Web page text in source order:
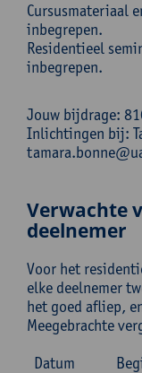
Cursusmateriaal
inbegrepen.
Residentieel
inbegrepen.
Jouw bijdrage:
Inlichtingen bij:
Verwachte
deelnemer
Voor het
elke deelnemer
het goed afliep,
Meegebrachte
Datum